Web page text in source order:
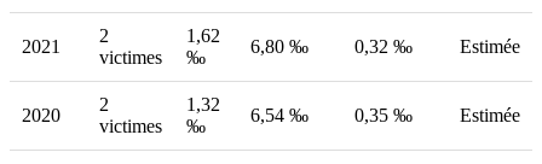
2021
2
victimes
1,62
‰
6,80 ‰ 0,32 ‰ Estimée
2020
2
victimes
1,32
‰
6,54 ‰ 0,35 ‰ Estimée